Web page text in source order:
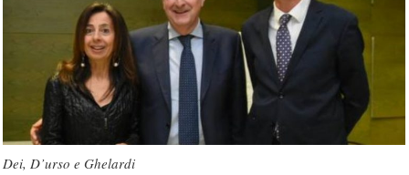
Dei, D’urso e Ghelardi